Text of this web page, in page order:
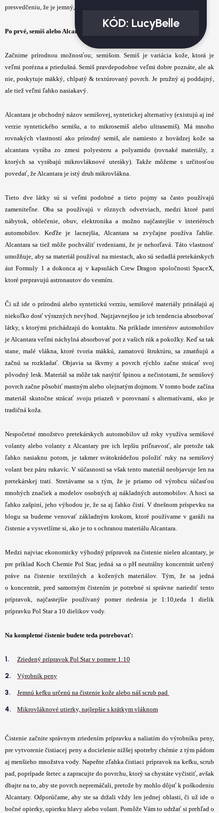
presvedčeniu, že je jemný, v skutočnosti je pomerne robustný.
Po prvé, semiš alebo Alcantara. Čo sú to a v čom sa líšia?
Začnime prírodnou možnosťou; semišom. Semiš je variácia kože, ktorá je
veľmi porézna a priedušná. Semiš pravdepodobne veľmi dobre poznáte, ale ak
nie, poskytuje mäkký, chlpatý & textúrovaný povrch. Je pružný aj poddajný,
ale tiež veľmi ľahko nasiakavý.
Alcantara je obchodný názov semišovej, syntetickej alternatívy (existujú aj iné
verzie syntetického semišu, a to mikrosemiš alebo ultrasemiš). Má mnoho
rovnakých vlastností ako prírodný semiš, ale namiesto z hovädzej kože sa
alcantara vyrába zo zmesi polyesteru a polyamidu (rovnaké materiály, z
ktorých sa vyrábajú mikrovláknové uteráky). Takže môžeme s určitosťou
povedať, že Alcantara je istý druh mikrovlákna.
Tieto dve látky sú si veľmi podobné a tieto pojmy sa často používajú
zameniteľne. Oba sa používajú v rôznych odvetviach, medzi ktoré patrí
nábytok, oblečenie, obuv, elektronika a možno najčastejšie v interiéroch
automobilov. Keďže je lacnejšia, Alcantara sa zvyčajne používa ľahšie.
Alcantara sa tiež môže pochváliť tvrdeniami, že je nehorľavá. Táto vlastnosť
umožňuje, aby sa materiál používal na miestach, ako sú sedadlá pretekárskych
áut Formuly 1 a dokonca aj v kapsulách Crew Dragon spoločnosti SpaceX,
ktoré prepravujú astronautov do vesmíru.
Či už ide o prírodnú alebo syntetickú verziu, semišové materiály prinášajú aj
niekoľko dosť výrazných nevýhod. Najzjavnejšou je ich tendencia absorbovať
látky, s ktorými prichádzajú do kontaktu. Na príklade interiérov automobilov
je Alcantara veľmi náchylná absorbovať pot z vašich rúk a pokožky. Keď sa tak
stane, malé vlákna, ktoré tvoria mäkkú, zamatovú štruktúru, sa zmatňujú a
začnú sa rozkladať. Objavia sa škvrny a povrch rýchlo začne strácať svoj
pôvodný lesk. Materiál sa môže tak nasýtiť špinou a nečistotami, že semišový
povrch začne pôsobiť mastným alebo olejnatým dojmom. V tomto bode začína
materiál skutočne strácať svoju priazeň v porovnaní s alternatívami, ako je
tradičná koža.
Nespočetné množstvo pretekárskych automobilov už roky využíva semišové
volanty alebo volanty z Alcantary pre ich lepšiu priľnavosť, ale pretože tak
ľahko nasiaknu potom, je takmer svätokrádežou položiť ruky na semišový
volant bez páru rukavíc. V súčasnosti sa však tento materiál neobjavuje len na
pretekárskej trati. Stretávame sa s tým, že je priamo od výrobcu súčasťou
mnohých značiek a modelov osobných aj nákladných automobilov. A hoci sa
ľahko zašpiní, jeho výhodou je, že sa aj ľahko čistí. V dnešnom príspevku na
blogu sa budeme venovať základným krokom, ktoré používame v garáži na
čistenie a vysvetlíme si, ako je to s ochranou materiálu Alcantara.
Medzi najviac ekonomicky výhodný prípravok na čistenie nielen alcantary, je
pre príklad Koch Chemie Pol Star, jedná sa o pH neutrálny koncentrát určený
práve na čistenie textilných a kožených materiálov. Tým, že sa jedná
o koncentrát, pred samotným čistením je potrebné si správne nariediť tento
prípravok, najčastejšie používaný pomer riedenia je 1:10,teda 1 dielik
prípravku Pol Star a 10 dielikov vody.
Na kompletné čistenie budete teda potrebovať:
Zriedený prípravok Pol Star v pomere 1:10
Výrobník peny
Jemnú kefku určenú na čistenie kože alebo náš scrub pad
Mikrovláknové utierky, najlepšie s krátkym vláknom
Čistenie začnite správnym zriedením prípravku a naliatím do výrobníku peny,
pre vytvorenie čistiacej peny a docielenie nižšej spotreby chémie z tým pádom
aj menšieho množstva vody. Napeňte zľahka čistiaci prípravok na kefku, scrub
pad, poprípade štetec a zapracujte do povrchu, ktorý sa chystáte vyčistiť, avšak
dbajte na to, aby ste povrch nepremáčali, pretože by mohlo dôjsť k poškodeniu
Alcantary. Odporúčame, aby ste sa držali vždy len jednej oblasti, či už ide o
bočné opierky, opierku hlavy alebo volant. Pomôže Vám to udržať si prehľad o
KÓD: LucyBelle